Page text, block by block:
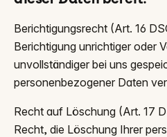
Berichtigungsrecht (Art. 16
Berichtigung unrichtiger oder
unvollständiger bei uns
personenbezogener Daten
Recht auf Löschung (Art. 17
Recht, die Löschung Ihrer